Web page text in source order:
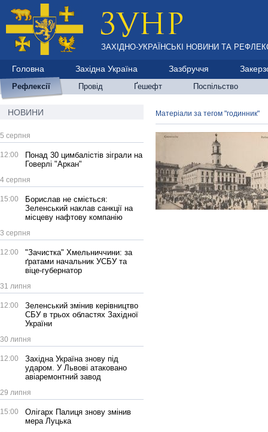
ЗАХІДНО-УКРАЇНСЬКІ НОВИНИ ТА
Головна Західна Україна Зазбруччя
Рефлексії Провід Ґешефт Поспільство
НОВИНИ
5 серпня
12:00
Понад 30 цимбалістів зіграли на
Говерлі "Аркан"
4 серпня
15:00
Борислав не сміється:
Зеленський наклав санкції на
місцеву нафтову компанію
3 серпня
12:00
"Зачистка" Хмельниччини: за
ґратами начальник УСБУ та
віце-губернатор
31 липня
12:00
Зеленський змінив керівництво
СБУ в трьох областях Західної
України
30 липня
12:00
Західна Україна знову під
ударом. У Львові атаковано
авіаремонтний завод
29 липня
15:00
Олігарх Палиця знову змінив
мера Луцька
Матеріали за тегом "годинник"